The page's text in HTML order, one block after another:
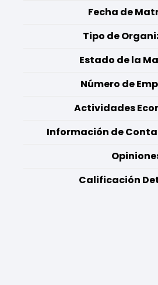
Fecha de
Tipo de
Estado de la
Número de
Actividades
Información de
Calificación